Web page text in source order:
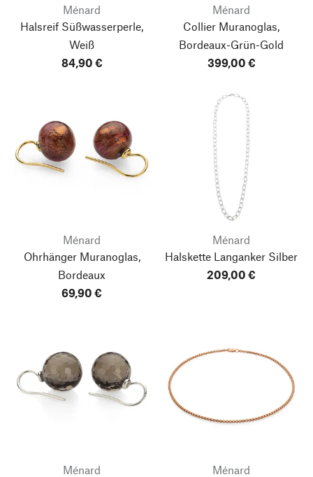
Ménard
Halsreif Süßwasserperle,
Weiß
84,90 €
Ménard
Collier Muranoglas,
Bordeaux-Grün-Gold
399,00 €
Ménard
Ohrhänger Muranoglas,
Bordeaux
69,90 €
Ménard
Halskette Langanker Silber
209,00 €
Ménard
Ménard